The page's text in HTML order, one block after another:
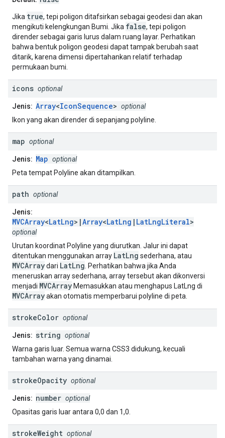
Jika true, tepi poligon ditafsirkan sebagai geodesi dan akan
mengikuti kelengkungan Bumi. Jika false, tepi poligon
dirender sebagai garis lurus dalam ruang layar. Perhatikan
bahwa bentuk poligon geodesi dapat tampak berubah saat
ditarik, karena dimensi dipertahankan relatif terhadap
permukaan bumi.
icons optional
Jenis: Array<IconSequence> optional
Ikon yang akan dirender di sepanjang polyline.
map optional
Jenis: Map optional
Peta tempat Polyline akan ditampilkan.
path optional
Jenis:
MVCArray<LatLng>|Array<LatLng | LatLngLiteral>
optional
Urutan koordinat Polyline yang diurutkan. Jalur ini dapat
ditentukan menggunakan array LatLng sederhana, atau
MVCArraydari LatLng . Perhatikan bahwa jika Anda
meneruskan array sederhana, array tersebut akan dikonversi
menjadi MVCArray Memasukkan atau menghapus LatLng di
MVCArrayakan otomatis memperbarui polyline di peta.
strokeColor optional
Jenis: string optional
Warna garis luar. Semua warna CSS3 didukung, kecuali
tambahan warna yang dinamai.
strokeOpacity optional
Jenis: number optional
Opasitas garis luar antara 0,0 dan 1,0.
strokeWeight optional